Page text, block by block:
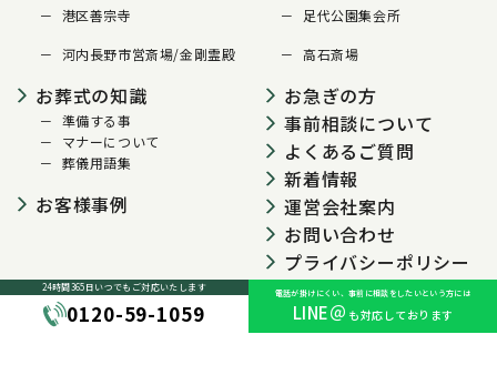
24時間365日いつでも ご対応いたします
0120-59-1059
電話が掛けにくい、事前に相談をしたいという方には
LINE＠ も対応しております
港区善宗寺 足代公園集会所
河内長野市営斎場/金剛霊殿 高石斎場
お葬式の知識
準備する事
マナーについて
葬儀用語集
お客様事例
お急ぎの方
事前相談について
よくあるご質問
新着情報
運営会社案内
お問い合わせ
プライバシーポリシー
© 2024 大阪葬儀センター